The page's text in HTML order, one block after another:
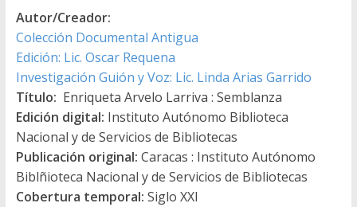
Autor/Creador:
Colección Documental Antigua
Edición: Lic. Oscar Requena
Investigación Guión y Voz: Lic. Linda Arias Garrido
Título: Enriqueta Arvelo Larriva : Semblanza
Edición digital: Instituto Autónomo Biblioteca
Nacional y de Servicios de Bibliotecas
Publicación original: Caracas : Instituto Autónomo
Biblñioteca Nacional y de Servicios de Bibliotecas
Cobertura temporal: Siglo XXI